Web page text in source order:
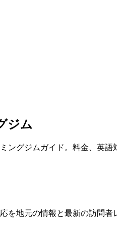
ジム
ングジムガイド。料金、英
を地元の情報と最新の訪問者